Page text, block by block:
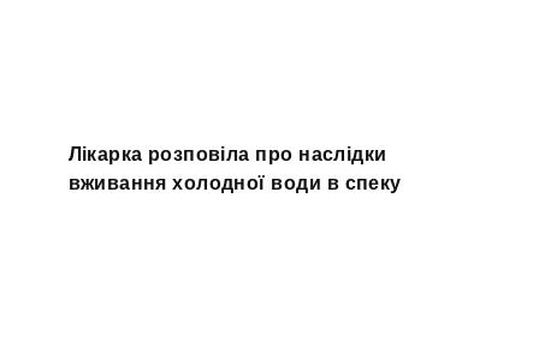
Лікарка розповіла про наслідки
вживання холодної води в спеку